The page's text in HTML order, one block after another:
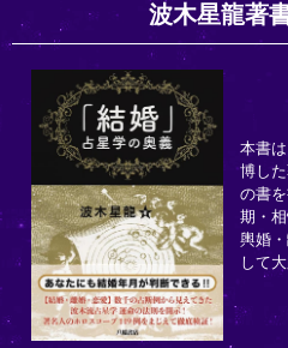
波木星龍著
本書
博し
の書
期・
輿婚
して